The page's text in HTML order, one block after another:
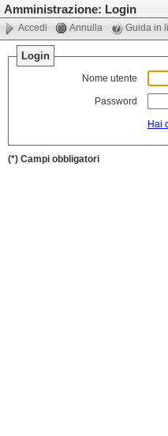
Amministrazione: Login
Accedi Annulla Guida in
Login
Nome utente
Password
Hai
(*) Campi obbligatori